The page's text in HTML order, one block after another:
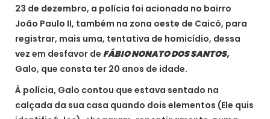
23 de dezembro, a polícia foi acionada no bairro
João Paulo II, também na zona oeste de Caicó, para
registrar, mais uma, tentativa de homicídio, dessa
vez em desfavor de FÁBIO NONATO DOS SANTOS,
Galo, que consta ter 20 anos de idade.
À polícia, Galo contou que estava sentado na
calçada da sua casa quando dois elementos (Ele quis